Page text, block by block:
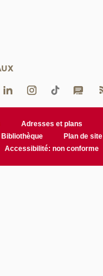
Adresses et plans
Bibliothèque
Plan de site
Accessibilité: non conforme